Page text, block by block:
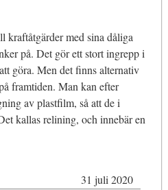
kraftåtgärder med sina dåliga
på. Det gör ett stort ingrepp i
göra. Men det finns alternativ
framtiden. Man kan efter
av plastfilm, så att de i
kallas relining, och innebär en
31 juli 2020